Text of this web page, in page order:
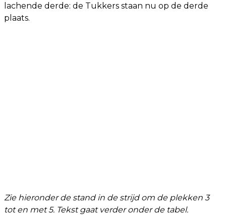
lachende derde: de Tukkers staan nu op de derde
plaats.
Zie hieronder de stand in de strijd om de plekken 3
tot en met 5. Tekst gaat verder onder de tabel.